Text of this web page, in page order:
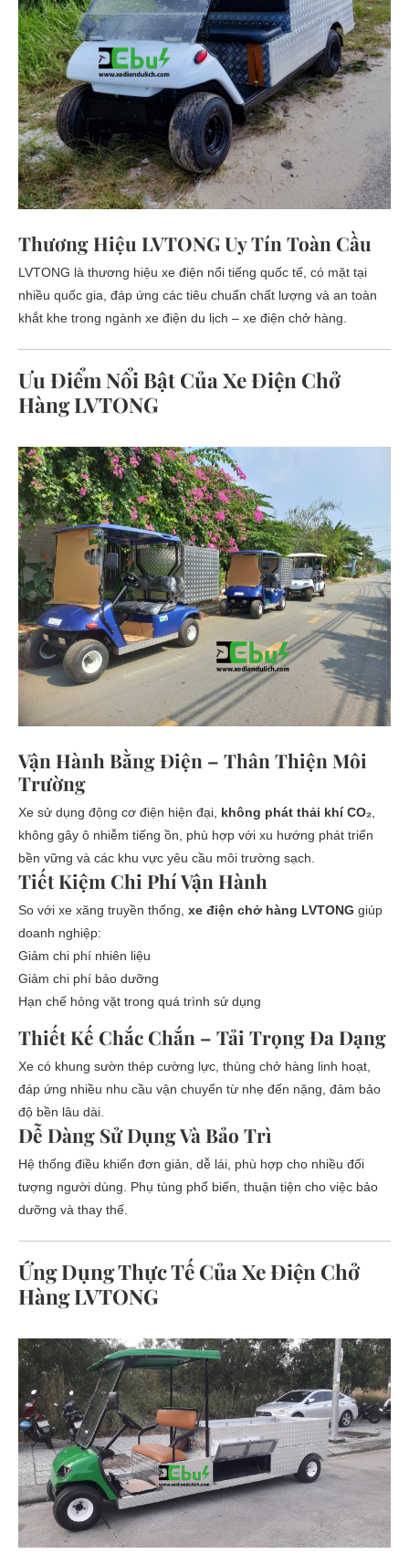
Thương Hiệu LVTONG Uy Tín Toàn Cầu
LVTONG là thương hiệu xe điện nổi tiếng quốc tế, có mặt tại
nhiều quốc gia, đáp ứng các tiêu chuẩn chất lượng và an toàn
khắt khe trong ngành xe điện du lịch – xe điện chở hàng.
Ưu Điểm Nổi Bật Của Xe Điện Chở
Hàng LVTONG
Vận Hành Bằng Điện – Thân Thiện Môi
Trường
Xe sử dụng động cơ điện hiện đại, không phát thải khí CO₂
không gây ô nhiễm tiếng ồn, phù hợp với xu hướng phát triển
bền vững và các khu vực yêu cầu môi trường sạch.
Tiết Kiệm Chi Phí Vận Hành
So với xe xăng truyền thống, xe điện chở hàng LVTONG giúp
doanh nghiệp:
Giảm chi phí nhiên liệu
Giảm chi phí bảo dưỡng
Hạn chế hỏng vặt trong quá trình sử dụng
Thiết Kế Chắc Chắn – Tải Trọng Đa Dạng
Xe có khung sườn thép cường lực, thùng chở hàng linh hoạt,
đáp ứng nhiều nhu cầu vận chuyển từ nhẹ đến nặng, đảm bảo
độ bền lâu dài.
Dễ Dàng Sử Dụng Và Bảo Trì
Hệ thống điều khiển đơn giản, dễ lái, phù hợp cho nhiều đối
tượng người dùng. Phụ tùng phổ biến, thuận tiện cho việc bảo
dưỡng và thay thế.
Ứng Dụng Thực Tế Của Xe Điện Chở
Hàng LVTONG